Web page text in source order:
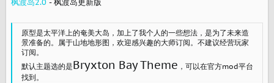
原型是太平洋上的奄美大岛，加上了我个人的一些想法，是为了未来造
景准备的。属于山地地形图，欢迎感兴趣的大师订阅。不建议经营玩家
订阅。
默认主题选的是Bryxton Bay Theme ，可以在官方mod平台
找到。